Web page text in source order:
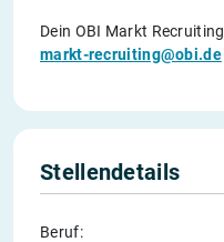
Dein OBI Markt Recruiting
markt-recruiting@obi.de
Stellendetails
Beruf: